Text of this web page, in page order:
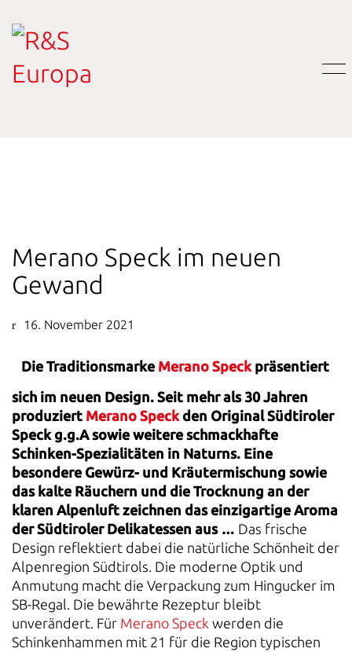
Merano Speck im neuen
Gewand
16. November 2021
Die Traditionsmarke Merano Speckpräsentiert
sich im neuen Design. Seit mehr als 30 Jahren
produziert Merano Speckden Original Südtiroler
Speck g.g.A sowie weitere schmackhafte
Schinken-Spezialitäten in Naturns. Eine
besondere Gewürz- und Kräutermischung sowie
das kalte Räuchern und die Trocknung an der
klaren Alpenluft zeichnen das einzigartige Aroma
der Südtiroler Delikatessen aus … Das frische
Design reflektiert dabei die natürliche Schönheit der
Alpenregion Südtirols. Die moderne Optik und
Anmutung macht die Verpackung zum Hingucker im
SB-Regal. Die bewährte Rezeptur bleibt
unverändert. Für Merano Speck werden die
Schinkenhammen mit 21 für die Region typischen